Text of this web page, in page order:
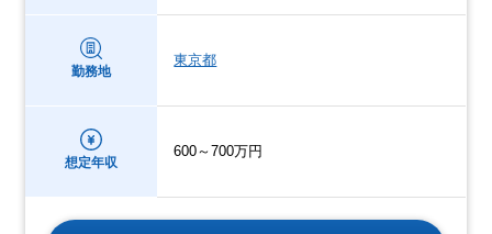
勤務地
東京都
想定年収
600～700万円